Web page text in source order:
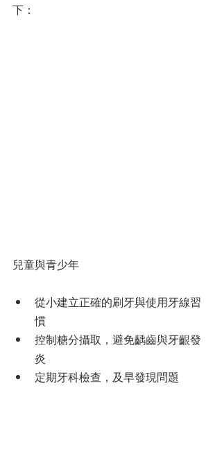
下：
兒童與青少年
從小建立正確的刷牙與使用牙線習
慣
控制糖分攝取，避免齲齒與牙齦發
炎
定期牙科檢查，及早發現問題